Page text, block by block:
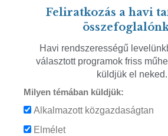
Feliratkozás a havi
Havi rendszerességű
választott programok friss
küldjük el neked.
Milyen témában küldjük:
Alkalmazott közgazdaságtan
Elmélet